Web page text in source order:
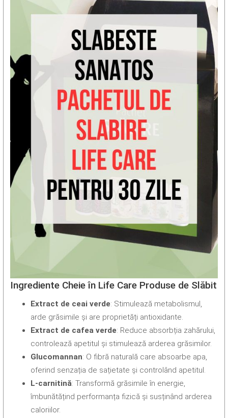
Ingrediente Cheie în Life Care Produse de Slăbit
Extract de ceai verde: Stimulează metabolismul,
arde grăsimile și are proprietăți antioxidante.
Extract de cafea verde: Reduce absorbția zahărului,
controlează apetitul și stimulează arderea grăsimilor.
Glucomannan: O fibră naturală care absoarbe apa,
oferind senzația de sațietate și controlând apetitul.
L-carnitină: Transformă grăsimile în energie,
îmbunătățind performanța fizică și susținând arderea
caloriilor.